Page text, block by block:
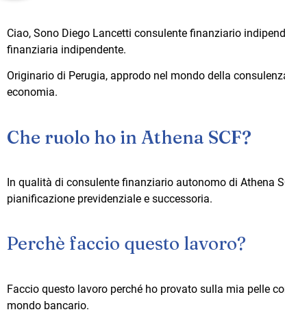
Ciao, Sono Diego Lancetti consulente finanziario
finanziaria indipendente.
Originario di Perugia, approdo nel mondo della
economia.
Che ruolo ho in Athena SCF?
In qualità di consulente finanziario autonomo di Athena
pianificazione previdenziale e successoria.
Perchè faccio questo lavoro?
Faccio questo lavoro perché ho provato sulla mia pelle
mondo bancario.